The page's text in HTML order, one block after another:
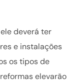
deverá ter
e instalações
os tipos de
elevarão